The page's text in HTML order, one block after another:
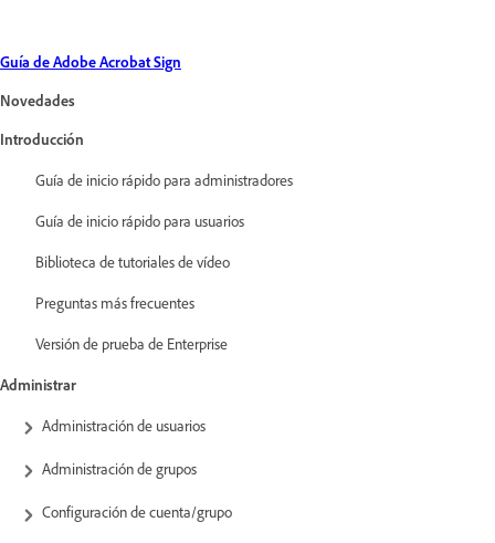
Guía de Adobe Acrobat Sign
Novedades
Introducción
Guía de inicio rápido para administradores
Guía de inicio rápido para usuarios
Biblioteca de tutoriales de vídeo
Preguntas más frecuentes
Versión de prueba de Enterprise
Administrar
Administración de usuarios
Administración de grupos
Configuración de cuenta/grupo